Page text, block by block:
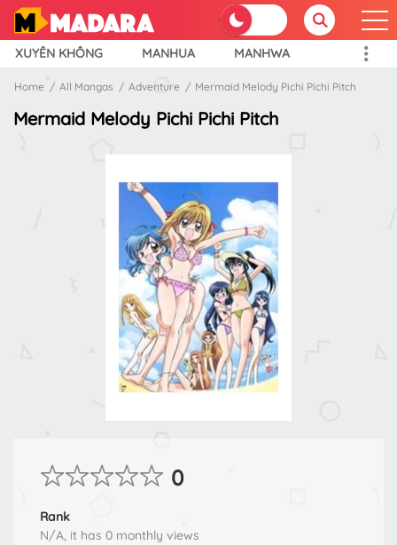
XUYÊN KHÔNG MANHUA MANHWA
Home All Mangas Adventure Mermaid Melody Pichi Pichi Pitch
Mermaid Melody Pichi Pichi Pitch
0
Rank
N/A, it has 0 monthly views